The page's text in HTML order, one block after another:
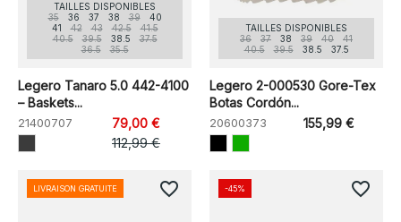
TAILLES DISPONIBLES
35
36 37 38 39
40
41
42 43 42.5
41.5
40.5
39.5 38.5
37.5
36.5
35.5
Legero Tanaro 5.0 442-4100
– Baskets...
21400707
79,00 €
112,99 €
TAILLES DISPONIBLES
36
37 38 39 40
41
40.5
39.5 38.5 37.5
Legero 2-000530 Gore-Tex
Botas Cordón...
20600373 155,99 €
LIVRAISON GRATUITE favorite_border -45% favorite_border